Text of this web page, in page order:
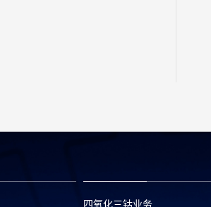
四氧化三钴业务